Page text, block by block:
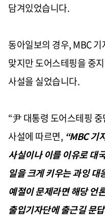
담겨있었습니다.
동아일보의 경우, MBC기
맞지만 도어스테핑을 중
사설을 실었습니다.
“尹 대통령 도어스테핑 중
사설에 따르면, “MBC기
사실이나 이를 이유로 대
일을 크게 키우는 과잉 대
예절이 문제라면 해당 언
출입기자단에 출근길 문